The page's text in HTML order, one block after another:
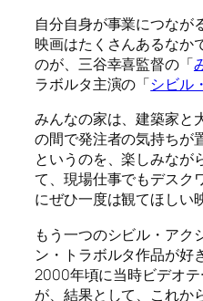
自分自身が事業につなが
映画はたくさんあるなか
のが、三谷幸喜監督の「
ラボルタ主演の「シビル
みんなの家は、建築家と
の間で発注者の気持ちが
というのを、楽しみなが
て、現場仕事でもデスク
にぜひ一度は観てほしい
もう一つのシビル・アク
ン・トラボルタ作品が好
2000年頃に当時ビデオ
が、結果として、これか